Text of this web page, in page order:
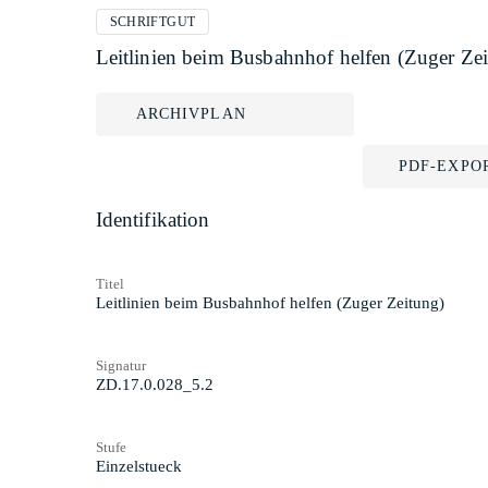
SCHRIFTGUT
Leitlinien beim Busbahnhof helfen (Zuger
ARCHIVPLAN
PDF-
Identifikation
Titel
Leitlinien beim Busbahnhof helfen (Zuger Zeitung)
Signatur
ZD.17.0.028_5.2
Stufe
Einzelstueck